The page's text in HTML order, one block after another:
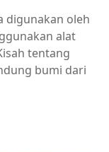
digunakan oleh
alat
tentang
bumi dari